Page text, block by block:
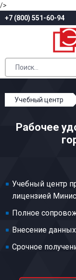
/>
+7 (800) 551-60-94
Учебный центр
Обработка
Прокатчик
Рабочее
Учебный центр
лицензией
Полное
Внесение
Срочное